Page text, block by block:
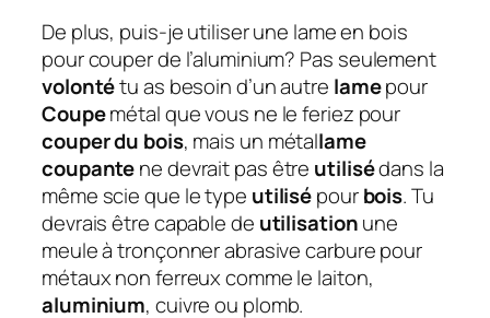
De plus, puis-je utiliser une lame en bois
pour couper de l’aluminium? Pas seulement
volontétu as besoin d’un autre lamepour
Coupemétal que vous ne le feriez pour
couper du bois, mais un métallame
coupantene devrait pas être utilisédans la
même scie que le type utilisépourbois. Tu
devrais être capable de utilisationune
meule à tronçonner abrasive carbure pour
métaux non ferreux comme le laiton,
aluminium, cuivre ou plomb.